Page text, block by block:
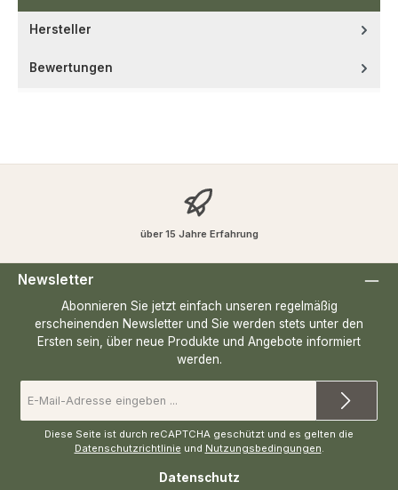
Hersteller
Bewertungen
über 15 Jahre Erfahrung
Newsletter
Abonnieren Sie jetzt einfach unseren regelmäßig
erscheinenden Newsletter und Sie werden stets unter den
Ersten sein, über neue Produkte und Angebote informiert
werden.
Mail-
Adresse
Diese Seite ist durch reCAPTCHA geschützt und es gelten die
Datenschutzrichtlinie und Nutzungsbedingungen
Datenschutz